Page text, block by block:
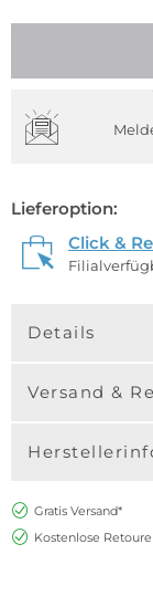
Lieferoption:
Click &
Details
Versand &
Gratis Versand*
Kostenlose Retoure